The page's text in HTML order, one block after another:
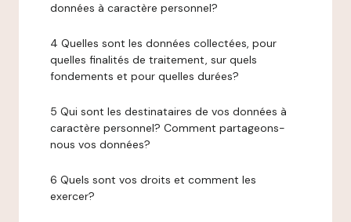
données à caractère personnel?
4 Quelles sont les données collectées, pour
quelles finalités de traitement, sur quels
fondements et pour quelles durées?
5 Qui sont les destinataires de vos données à
caractère personnel? Comment partageons-
nous vos données?
6 Quels sont vos droits et comment les
exercer?